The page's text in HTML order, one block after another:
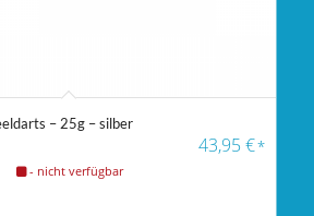
– 25g – silber
43,95€*
- nicht verfügbar